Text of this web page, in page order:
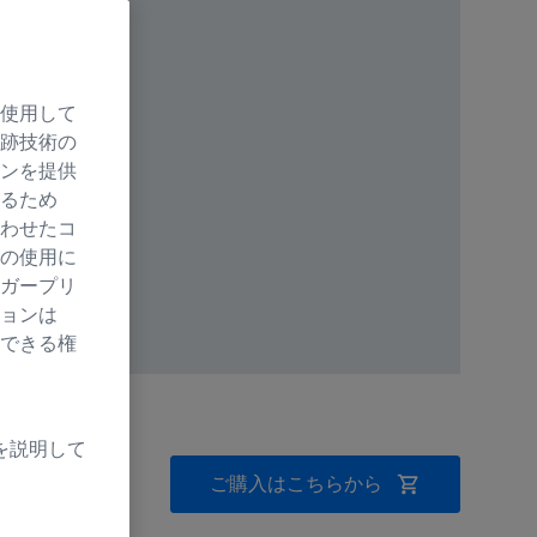
ご購入はこちらから
用して
技術の
を提供
ため
せたコ
使用に
ープリ
ンは
きる権
説明して